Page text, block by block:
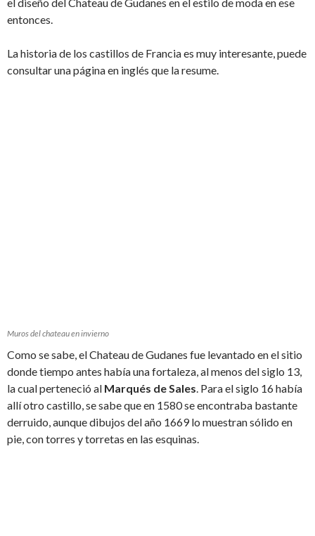
entonces.
La historia de los castillos de Francia es muy interesante, puede
consultar una página en inglés que la resume.
Muros del chateau en invierno
Como se sabe, el Chateau de Gudanes fue levantado en el sitio
donde tiempo antes había una fortaleza, al menos del siglo 13,
la cual perteneció al Marqués de Sales. Para el siglo 16 había
allí otro castillo, se sabe que en 1580 se encontraba bastante
derruido, aunque dibujos del año 1669 lo muestran sólido en
pie, con torres y torretas en las esquinas.